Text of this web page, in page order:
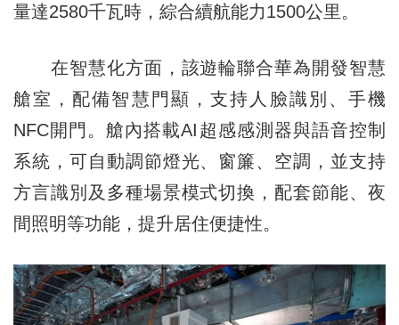
量達2580千瓦時，綜合續航能力1500公里。
在智慧化方面，該遊輪聯合華為開發智慧
艙室，配備智慧門顯，支持人臉識別、手機
NFC開門。艙內搭載AI超感感測器與語音控制
系統，可自動調節燈光、窗簾、空調，並支持
方言識別及多種場景模式切換，配套節能、夜
間照明等功能，提升居住便捷性。